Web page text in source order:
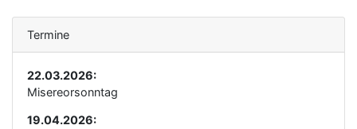
Termine
22.03.2026:
Misereorsonntag
19.04.2026: